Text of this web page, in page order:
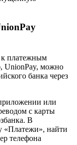
к платежным
UnionPay, можно
банка через
или
с карты
В
«Платежи», найти
телефона